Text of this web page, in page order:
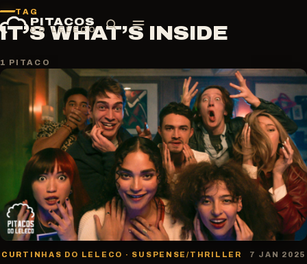
Pular
para
o
conteúdo
PITACOS
DO LELECO
TAG
IT’S WHAT’S INSIDE
1 PITACO
CURTINHAS DO LELECO · SUSPENSE/THRILLER 7 JAN 2025